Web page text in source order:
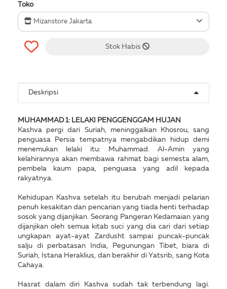
Toko
Mizanstore Jakarta
Stok Habis
Deskripsi
MUHAMMAD 1: LELAKI PENGGENGGAM HUJAN
Kashva pergi dari Suriah, meninggalkan Khosrou, sang
penguasa Persia tempatnya mengabdikan hidup demi
menemukan lelaki itu: Muhammad. Al-Amin yang
kelahirannya akan membawa rahmat bagi semesta alam,
pembela kaum papa, penguasa yang adil kepada
rakyatnya.
Kehidupan Kashva setelah itu berubah menjadi pelarian
penuh kesakitan dan pencarian yang tiada henti terhadap
sosok yang dijanjikan. Seorang Pangeran Kedamaian yang
dijanjikan oleh semua kitab suci yang dia cari dari setiap
ungkapan ayat-ayat Zardusht sampai puncak-puncak
salju di perbatasan India, Pegunungan Tibet, biara di
Suriah, Istana Heraklius, dan berakhir di Yatsrib, sang Kota
Cahaya.
Hasrat dalam diri Kashva sudah tak terbendung lagi.